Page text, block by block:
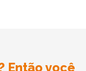
Então você